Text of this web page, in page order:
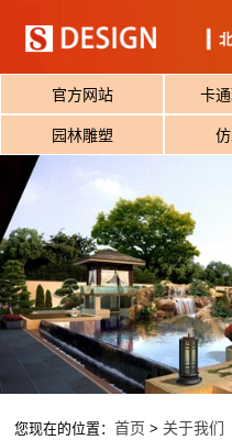
官方网站 卡
园林雕塑
您现在的位置：首页 > 关于我们